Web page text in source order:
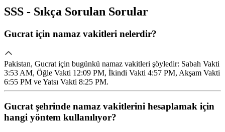
SSS - Sıkça Sorulan Sorular
Gucrat için namaz vakitleri nelerdir?
Pakistan, Gucrat için bugünkü namaz vakitleri şöyledir: Sabah Vakti
3:53 AM, Öğle Vakti 12:09 PM, İkindi Vakti 4:57 PM, Akşam Vakti
6:55 PM ve Yatsı Vakti 8:25 PM.
Gucrat şehrinde namaz vakitlerini hesaplamak için
hangi yöntem kullanılıyor?